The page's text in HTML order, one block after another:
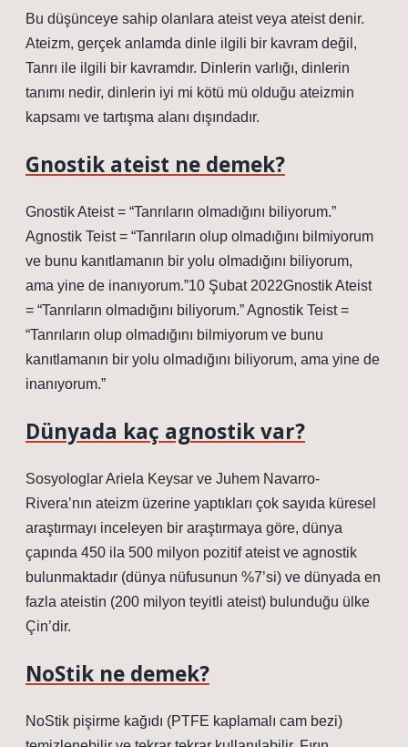
Bu düşünceye sahip olanlara ateist veya ateist denir.
Ateizm, gerçek anlamda dinle ilgili bir kavram değil,
Tanrı ile ilgili bir kavramdır. Dinlerin varlığı, dinlerin
tanımı nedir, dinlerin iyi mi kötü mü olduğu ateizmin
kapsamı ve tartışma alanı dışındadır.
Gnostik ateist ne demek?
Gnostik Ateist = “Tanrıların olmadığını biliyorum.”
Agnostik Teist = “Tanrıların olup olmadığını bilmiyorum
ve bunu kanıtlamanın bir yolu olmadığını biliyorum,
ama yine de inanıyorum.”10 Şubat 2022Gnostik Ateist
= “Tanrıların olmadığını biliyorum.” Agnostik Teist =
“Tanrıların olup olmadığını bilmiyorum ve bunu
kanıtlamanın bir yolu olmadığını biliyorum, ama yine de
inanıyorum.”
Dünyada kaç agnostik var?
Sosyologlar Ariela Keysar ve Juhem Navarro-
Rivera’nın ateizm üzerine yaptıkları çok sayıda küresel
araştırmayı inceleyen bir araştırmaya göre, dünya
çapında 450 ila 500 milyon pozitif ateist ve agnostik
bulunmaktadır (dünya nüfusunun %7’si) ve dünyada en
fazla ateistin (200 milyon teyitli ateist) bulunduğu ülke
Çin’dir.
NoStik ne demek?
NoStik pişirme kağıdı (PTFE kaplamalı cam bezi)